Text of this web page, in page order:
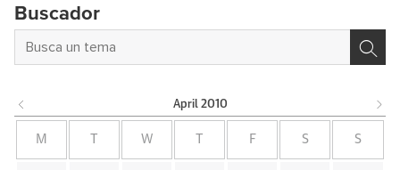
Buscador
April 2010
M W F S S